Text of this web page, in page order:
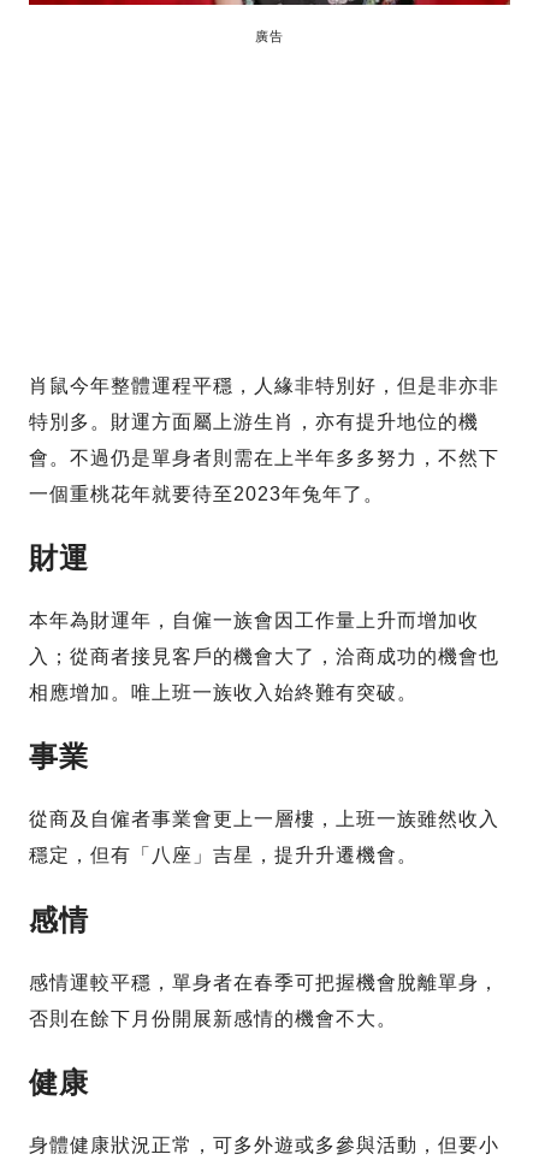
廣告
肖鼠今年整體運程平穩，人緣非特別好，但是非亦非
特別多。財運方面屬上游生肖，亦有提升地位的機
會。不過仍是單身者則需在上半年多多努力，不然下
一個重桃花年就要待至2023年兔年了。
財運
本年為財運年，自僱一族會因工作量上升而增加收
入；從商者接見客戶的機會大了，洽商成功的機會也
相應增加。唯上班一族收入始終難有突破。
事業
從商及自僱者事業會更上一層樓，上班一族雖然收入
穩定，但有「八座」吉星，提升升遷機會。
感情
感情運較平穩，單身者在春季可把握機會脫離單身，
否則在餘下月份開展新感情的機會不大。
健康
身體健康狀況正常，可多外遊或多參與活動，但要小